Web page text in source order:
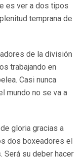
es ver a dos tipos
temprana de
de la división
trabajando en
Casi nunca
mundo no se va a
gloria gracias a
dos boxeadores el
Será su deber hacer